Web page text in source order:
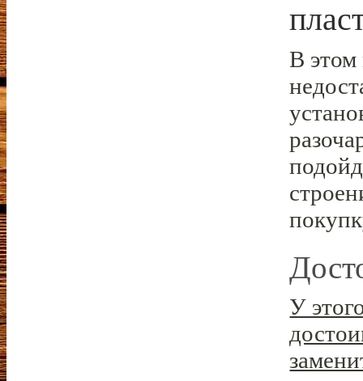
В этом
У